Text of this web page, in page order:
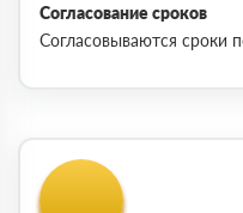
Согласование сроков
Согласовываются сроки